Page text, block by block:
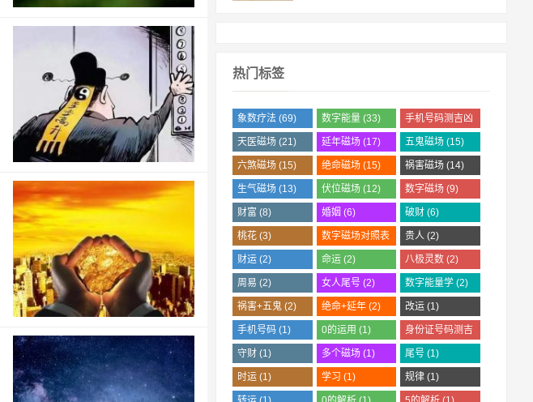
热门标签
象数疗法 (69) 数字能量(33)
手机号码测吉凶
(28)
天医磁场 (21) 延年磁场(17) 五鬼磁场 (15)
六煞磁场 (15) 绝命磁场(15) 祸害磁场 (14)
生气磁场 (13) 伏位磁场(12) 数字磁场 (9)
财富 (8) 婚姻 (6) 破财 (6)
桃花 (3)
数字磁场对照表
(2)
贵人 (2)
财运 (2) 命运(2) 八极灵数 (2)
周易 (2) 女人尾号(2) 数字能量学 (2)
祸害+五鬼 (2) 绝命+延年(2) 改运 (1)
手机号码 (1) 0的运用 (1)
身份证号码测吉
凶(1)
守财 (1) 多个磁场(1) 尾号 (1)
时运 (1) 学习 (1) 规律 (1)